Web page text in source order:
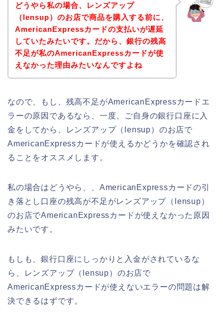
どうやら私の場合、レンズアップ
（lensup）のお店で商品を購入する前に、
AmericanExpressカードの支払いが遅延
していたみたいです。だから、銀行の残高
不足が私のAmericanExpressカードが使
えなかった理由みたいなんですよね
なので、もし、残高不足がAmericanExpressカードエ
ラーの原因であるなら、一度、ご自身の銀行口座に入
金をしてから、レンズアップ（lensup）のお店で
AmericanExpressカードが使えるかどうかを確認され
ることをオススメします。
私の場合はどうやら、、AmericanExpressカードの引
き落とし口座の残高が不足がレンズアップ（lensup）
のお店でAmericanExpressカードが使えなかった原因
みたいです。
もしも、銀行口座にしっかりと入金がされているな
ら、レンズアップ（lensup）のお店で
AmericanExpressカードが使えないエラーの問題は解
決できるはずです。